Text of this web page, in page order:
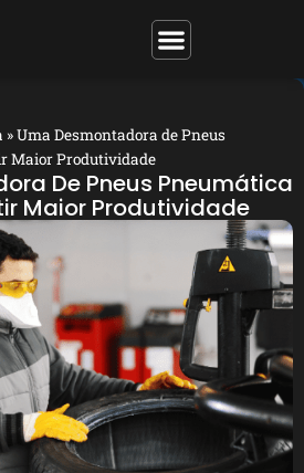
»Uma Desmontadora de Pneus
Maior Produtividade
De Pneus Pneumática
Maior Produtividade